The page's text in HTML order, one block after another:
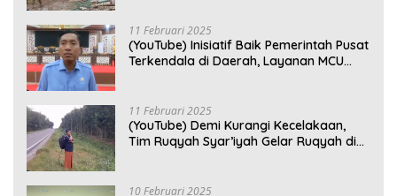
11 Februari 2025
(YouTube) Inisiatif Baik Pemerintah Pusat
Terkendala di Daerah, Layanan MCU
11 Februari 2025
(YouTube) Demi Kurangi Kecelakaan,
Tim Ruqyah Syar’iyah Gelar Ruqyah di
10 Februari 2025